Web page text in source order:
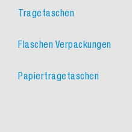
Tragetaschen
Flaschen Verpackungen
Papiertragetaschen